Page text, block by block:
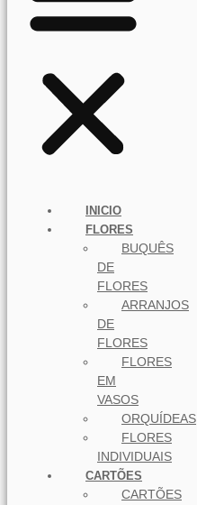
INICIO
FLORES
BUQUÊS
DE
FLORES
ARRANJOS
DE
FLORES
FLORES
EM
VASOS
ORQUÍDEAS
FLORES
INDIVIDUAIS
CARTÕES
CARTÕES